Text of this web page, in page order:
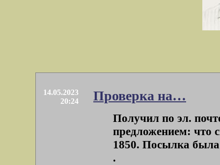
14.05.2023
20:24
Проверка на…
Получил по эл.
предложением: что
1850. Посылка была
.